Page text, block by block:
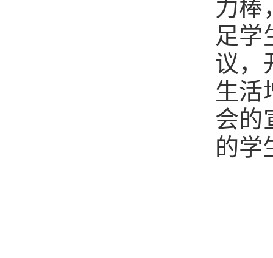
力棒
足学
议，
生活
会的
的学